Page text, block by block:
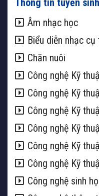
Âm nhạc học
Biểu diễn nhạc
Chăn nuôi
Công nghệ Kỹ
Công nghệ Kỹ
Công nghệ Kỹ
Công nghệ Kỹ
Công nghệ Kỹ
Công nghệ Kỹ
Công nghệ sinh